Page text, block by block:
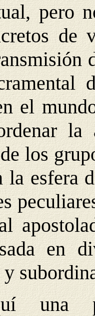
pero
de
el
los
esfera
en
una